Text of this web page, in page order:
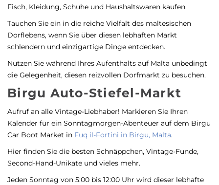
Fisch, Kleidung, Schuhe und Haushaltswaren kaufen.
Tauchen Sie ein in die reiche Vielfalt des maltesischen
Dorflebens, wenn Sie über diesen lebhaften Markt
schlendern und einzigartige Dinge entdecken.
Nutzen Sie während Ihres Aufenthalts auf Malta unbedingt
die Gelegenheit, diesen reizvollen Dorfmarkt zu besuchen.
Birgu Auto-Stiefel-Markt
Aufruf an alle Vintage-Liebhaber! Markieren Sie Ihren
Kalender für ein Sonntagmorgen-Abenteuer auf dem Birgu
Car Boot Market in Fuq il-Fortini in Birgu, Malta.
Hier finden Sie die besten Schnäppchen, Vintage-Funde,
Second-Hand-Unikate und vieles mehr.
Jeden Sonntag von 5:00 bis 12:00 Uhr wird dieser lebhafte